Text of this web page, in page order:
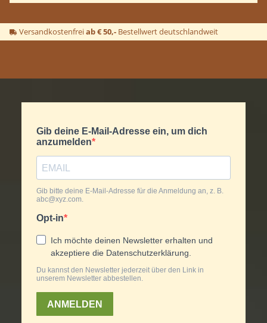
Versandkostenfreiab € 50,- Bestellwert deutschlandweit